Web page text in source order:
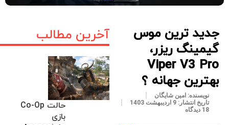
آخرین مطالب
حالت Co-Op
بازی
جدید ترین موس
گیمینگ ریزر،
Viper V3 Pro
بهترین جهانه ؟
نویسنده: امین شایگان
تاریخ انتشار: 9 اردیبهشت 1403
18 دیدگاه